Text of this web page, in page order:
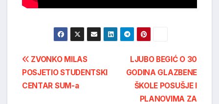
Post
navigation
LJUBO BEGIĆ O 30
GODINA GLAZBENE
ŠKOLE POSUŠJE I
PLANOVIMA ZA
ZVONKO MILAS
POSJETIO STUDENTSKI
CENTAR SUM-a